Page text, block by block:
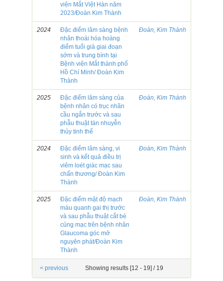
viện Mắt Việt Hàn năm
2023/Đoàn Kim Thành
2024
Đặc điểm lâm sàng bệnh
nhân thoái hóa hoàng
điểm tuổi già giai đoạn
sớm và trung bình tại
Bệnh viện Mắt thành phố
Hồ Chí Minh/ Đoàn Kim
Thành
Đoàn, Kim Thành
2025
Đặc điểm lâm sàng của
bệnh nhân có trục nhãn
cầu ngắn trước và sau
phẫu thuật tán nhuyễn
thủy tinh thế
Đoàn, Kim Thành
2024
Đặc điểm lâm sàng, vi
sinh và kết quả điều trị
viêm loét giác mạc sau
chấn thương/ Đoàn Kim
Thành
Đoàn, Kim Thành
2025
Đặc điểm mật độ mạch
máu quanh gai thị trước
và sau phẫu thuật cắt bè
củng mạc trên bệnh nhân
Glaucoma góc mở
nguyên phát/Đoàn Kim
Thành
Đoàn, Kim Thành
Showing results [12 - 19] / 19
< previous